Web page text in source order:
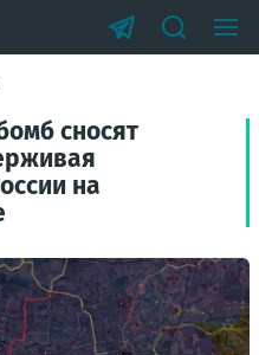
сносят
на